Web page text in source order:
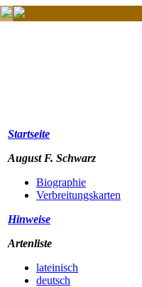
Startseite
August F. Schwarz
Biographie
Verbreitungskarten
Hinweise
Artenliste
lateinisch
deutsch